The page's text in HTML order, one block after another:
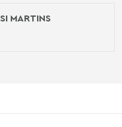
MARTINS